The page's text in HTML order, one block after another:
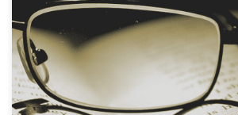
Uzależnienie od marihuany jest nadal temat
świecie, pomimo badań dowodzących, że
związanych jest mocno przesadzona.
uzależniające, w tym marihuana, są
Diagnostic and Statistical Manual of Mental